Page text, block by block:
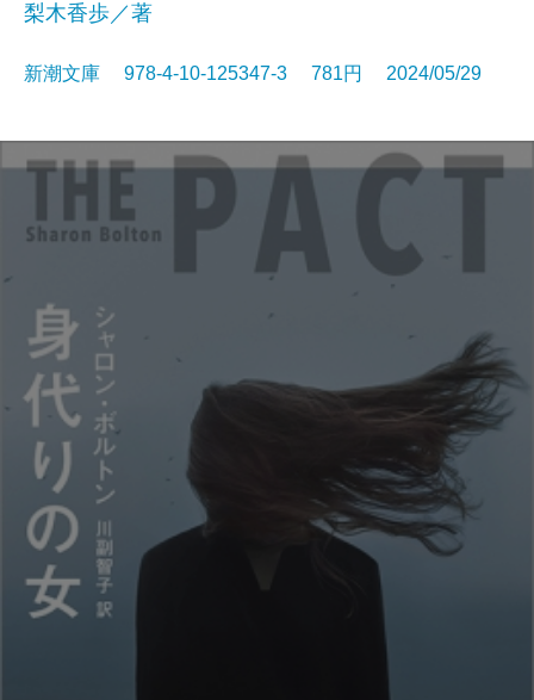
梨木香歩／著
新潮文庫 978-4-10-125347-3 781円 2024/05/29